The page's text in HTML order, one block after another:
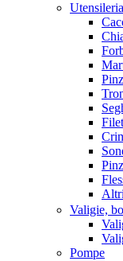
Valigie,
Pompe